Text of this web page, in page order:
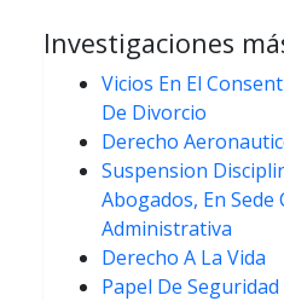
Investigaciones
Vicios En El
De Divorcio
Derecho
Suspension
Abogados, En Sede
Administrativa
Derecho A La Vida
Papel De